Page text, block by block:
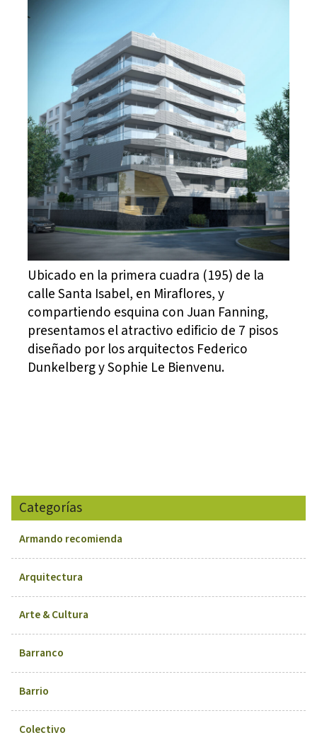
Ubicado en la primera cuadra (195) de la
calle Santa Isabel, en Miraflores, y
compartiendo esquina con Juan Fanning,
presentamos el atractivo edificio de 7 pisos
diseñado por los arquitectos Federico
Dunkelberg y Sophie Le Bienvenu.
Categorías
Armando recomienda
Arquitectura
Arte & Cultura
Barranco
Barrio
Colectivo